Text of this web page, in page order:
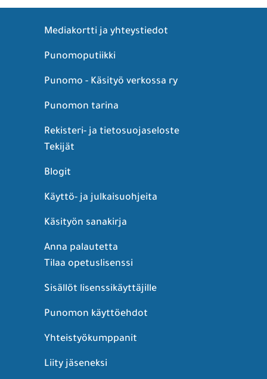
Mediakortti ja yhteystiedot
Punomoputiikki
Punomo - Käsityö verkossa ry
Punomon tarina
Rekisteri- ja tietosuojaseloste
Tekijät
Blogit
Käyttö- ja julkaisuohjeita
Käsityön sanakirja
Anna palautetta
Tilaa opetuslisenssi
Sisällöt lisenssikäyttäjille
Punomon käyttöehdot
Yhteistyökumppanit
Liity jäseneksi